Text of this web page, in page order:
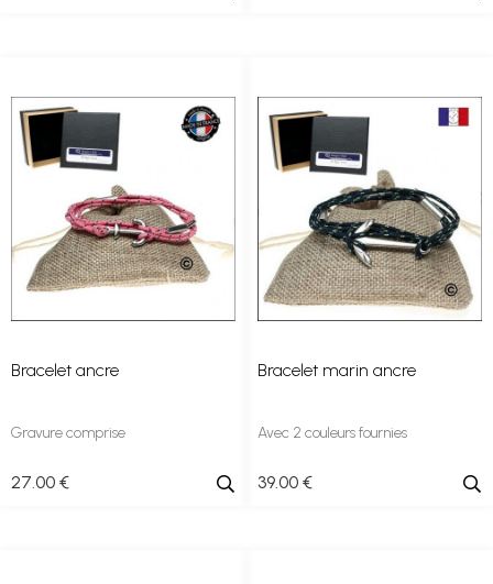
Bracelet ancre
Gravure comprise
27.00 €
Bracelet marin ancre
Avec 2 couleurs fournies
39.00 €